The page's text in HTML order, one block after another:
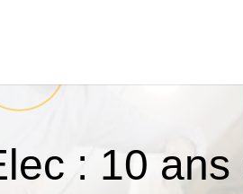
: 10